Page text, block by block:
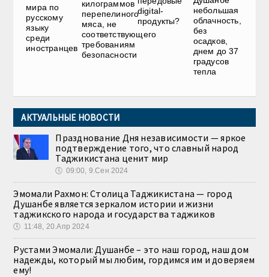
мира по
русскому
языку
среди
иностранцев
килограммов
перепелиного
мяса, не
соответствующего
требованиям
безопасности
digital-
продукты?
небольшая
облачность,
без
осадков,
днем до 37
градусов
тепла
АКТУАЛЬНЫЕ НОВОСТИ
Празднование Дня независимости — яркое
подтверждение того, что славный народ
Таджикистана ценит мир
🕔 09:00, 9.Сен 2024
Эмомали Рахмон: Столица Таджикистана — город
Душанбе является зеркалом истории и жизни
таджикского народа и государства таджиков
🕔 11:48, 20.Апр 2024
Рустами Эмомали: Душанбе – это наш город, наш дом
надежды, который мы любим, гордимся им и доверяем
ему!